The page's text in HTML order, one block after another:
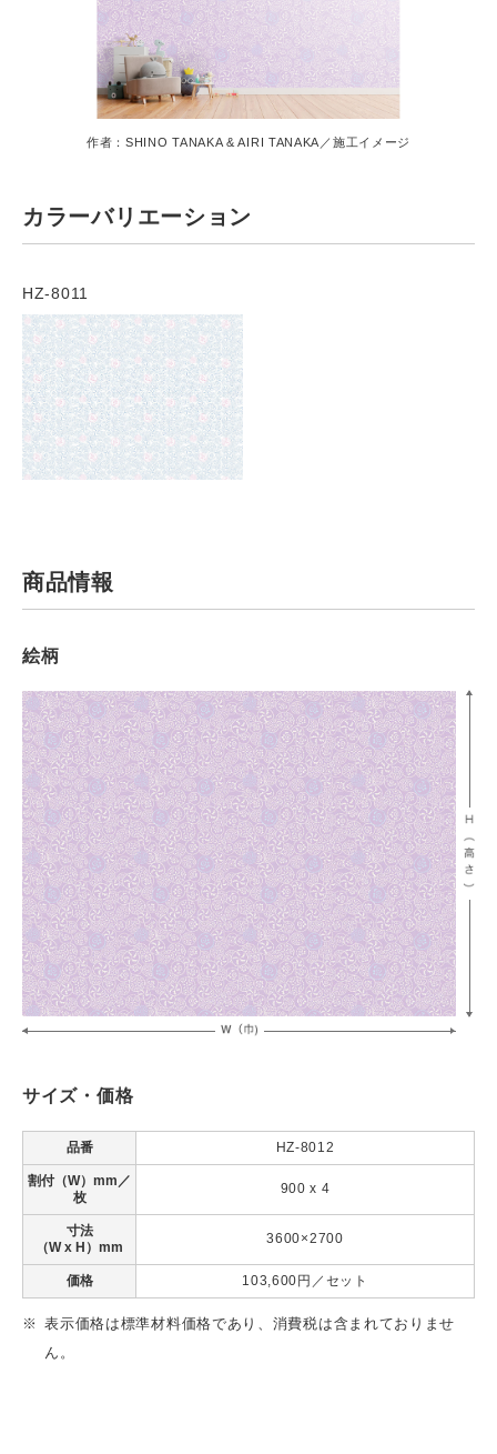
作者：SHINO TANAKA & AIRI TANAKA／施工イメージ
カラーバリエーション
HZ-8011
商品情報
絵柄
サイズ・価格
品番 HZ-8012
割付（W）mm／
枚
900 x 4
寸法
（W x H）mm
3600×2700
価格 103,600円／セット
表示価格は標準材料価格であり、消費税は含まれておりませ
ん。